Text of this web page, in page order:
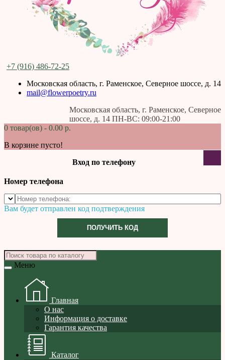
+7 (916) 486-72-25
Московская область, г. Раменское, Северное шоссе, д. 14
mail@flowerpoetry.ru
Московская область, г. Раменское, Северное
шоссе, д. 14 ПН-ВС: 09:00-21:00
0 товар(ов) - 0.00 р.
В корзине пусто!
Вход по телефону
Номер телефона
Вам будет отправлен код подтверждения
ПОЛУЧИТЬ КОД
Меню
Главная
О нас
Информация о доставке
Гарантия качества
Каталог